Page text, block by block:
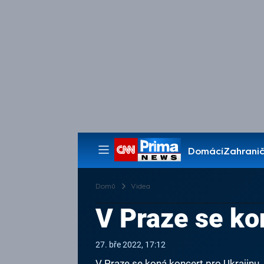
Domácí
Pořady
Domů Videa
V Praze se
27. bře 2022, 17:12